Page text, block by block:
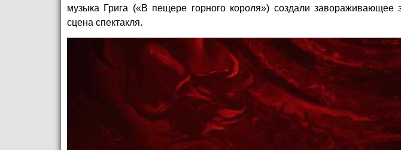
музыка Грига («В пещере горного короля») создали
сцена спектакля.